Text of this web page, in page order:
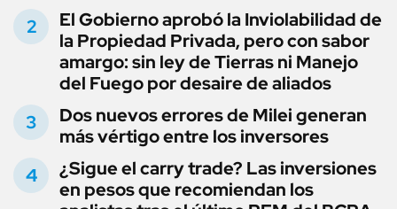
El Gobierno aprobó la Inviolabilidad de
la Propiedad Privada, pero con sabor
amargo: sin ley de Tierras ni Manejo
del Fuego por desaire de aliados
Dos nuevos errores de Milei generan
más vértigo entre los inversores
¿Sigue el carry trade? Las inversiones
en pesos que recomiendan los